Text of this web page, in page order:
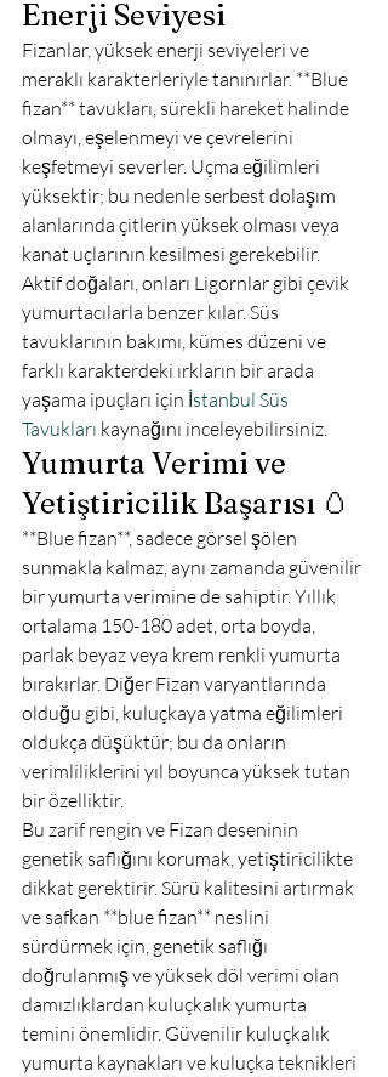
Enerji Seviyesi
Fizanlar, yüksek enerji seviyeleri ve
meraklı karakterleriyle tanınırlar. **Blue
fizan** tavukları, sürekli hareket halinde
olmayı, eşelenmeyi ve çevrelerini
keşfetmeyi severler. Uçma eğilimleri
yüksektir; bu nedenle serbest dolaşım
alanlarında çitlerin yüksek olması veya
kanat uçlarının kesilmesi gerekebilir.
Aktif doğaları, onları Ligornlar gibi çevik
yumurtacılarla benzer kılar. Süs
tavuklarının bakımı, kümes düzeni ve
farklı karakterdeki ırkların bir arada
yaşama ipuçları için İstanbul Süs
Tavukları kaynağını inceleyebilirsiniz.
Yumurta Verimi ve
Yetiştiricilik Başarısı 🥚
**Blue fizan**, sadece görsel şölen
sunmakla kalmaz, aynı zamanda güvenilir
bir yumurta verimine de sahiptir. Yıllık
ortalama 150-180 adet, orta boyda,
parlak beyaz veya krem renkli yumurta
bırakırlar. Diğer Fizan varyantlarında
olduğu gibi, kuluçkaya yatma eğilimleri
oldukça düşüktür; bu da onların
verimliliklerini yıl boyunca yüksek tutan
bir özelliktir.
Bu zarif rengin ve Fizan deseninin
genetik saflığını korumak, yetiştiricilikte
dikkat gerektirir. Sürü kalitesini artırmak
ve safkan **blue fizan** neslini
sürdürmek için, genetik saflığı
doğrulanmış ve yüksek döl verimi olan
damızlıklardan kuluçkalık yumurta
temini önemlidir. Güvenilir kuluçkalık
yumurta kaynakları ve kuluçka teknikleri